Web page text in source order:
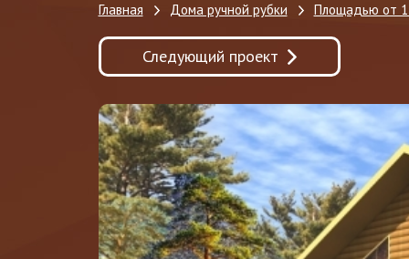
Главная Дома ручной рубки Площадью от
Следующий проект